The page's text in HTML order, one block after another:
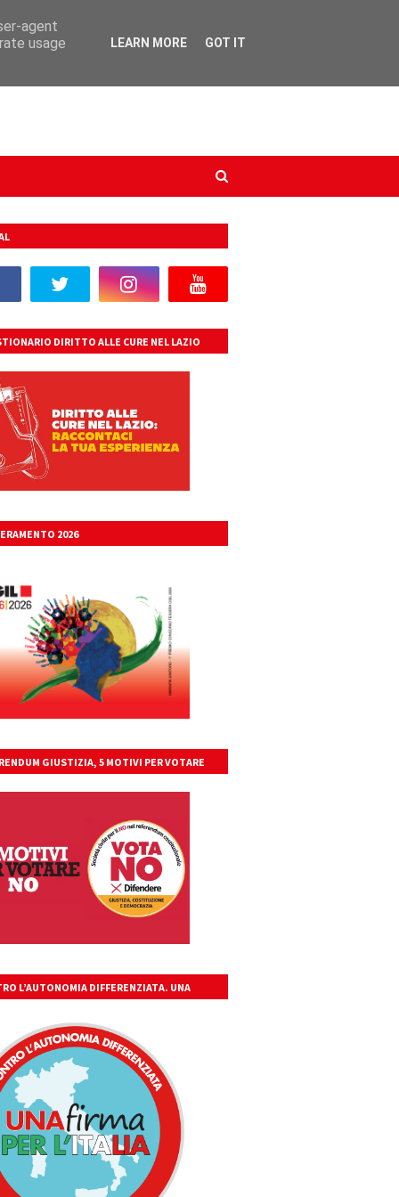
DIRITTO ALLE CURE NEL LAZIO
2026
GIUSTIZIA, 5 MOTIVI PER VOTARE
L’AUTONOMIA DIFFERENZIATA. UNA
agent
usage
LEARN MORE GOT IT